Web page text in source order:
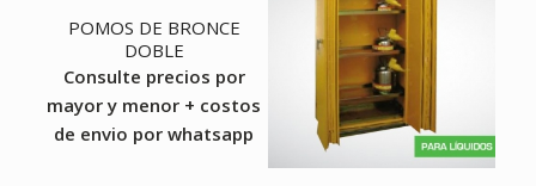
POMOS DE BRONCE
DOBLE
Consulte precios por
mayor y menor + costos
de envio por whatsapp